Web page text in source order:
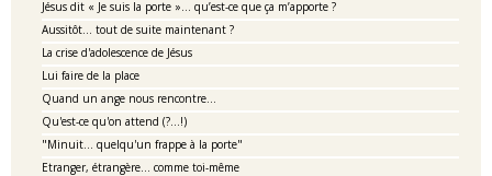
Jésus dit « Je suis la porte »… qu’est-ce que ça m’apporte ?
Aussitôt... tout de suite maintenant ?
La crise d'adolescence de Jésus
Lui faire de la place
Quand un ange nous rencontre...
Qu'est-ce qu'on attend (?...!)
"Minuit... quelqu'un frappe à la porte"
Etranger, étrangère... comme toi-même